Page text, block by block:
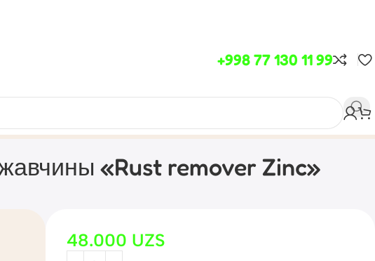
+998 77 130 11 99
«Rust remover Zinc»
48.000 UZS